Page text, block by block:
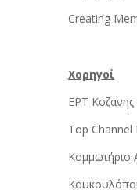
Creating
Χορηγοί
ΕΡΤ Κοζάνης
Top Channel
Κομμωτήριο